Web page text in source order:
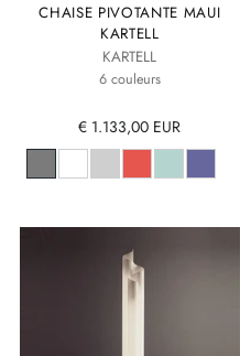
CHAISE PIVOTANTE MAUI
KARTELL
KARTELL
6 couleurs
€ 1.133,00 EUR